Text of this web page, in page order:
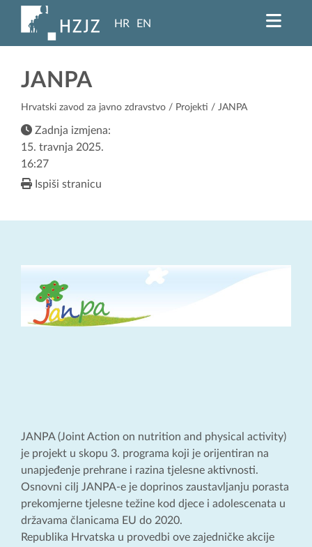
HR EN
JANPA
Hrvatski zavod za javno zdravstvo / Projekti / JANPA
Zadnja izmjena:
15. travnja 2025.
16:27
Ispiši stranicu
JANPA (Joint Action on nutrition and physical activity)
je projekt u skopu 3. programa koji je orijentiran na
unapjeđenje prehrane i razina tjelesne aktivnosti.
Osnovni cilj JANPA-e je doprinos zaustavljanju porasta
prekomjerne tjelesne težine kod djece i adolescenata u
državama članicama EU do 2020.
Republika Hrvatska u provedbi ove zajedničke akcije